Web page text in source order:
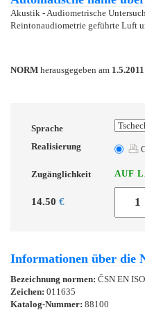
Akustik - Audiometrische
Reintonaudiometrie geführte Luft
NORM herausgegeben am 1.5.2011
Sprache
Realisierung
Zugänglichkeit AUF
14.50 €
Informationen über die
Bezeichnung normen: ČSN EN
Zeichen: 011635
Katalog-Nummer: 88100